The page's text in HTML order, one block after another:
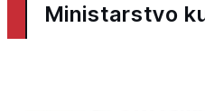
Ministarstvo